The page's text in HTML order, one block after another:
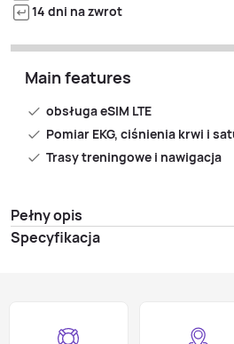
14 dni na zwrot
Main features
obsługa eSIM LTE
Pomiar EKG, ciśnienia krwi i
Trasy treningowe i nawigacja
Pełny opis
Specyfikacja